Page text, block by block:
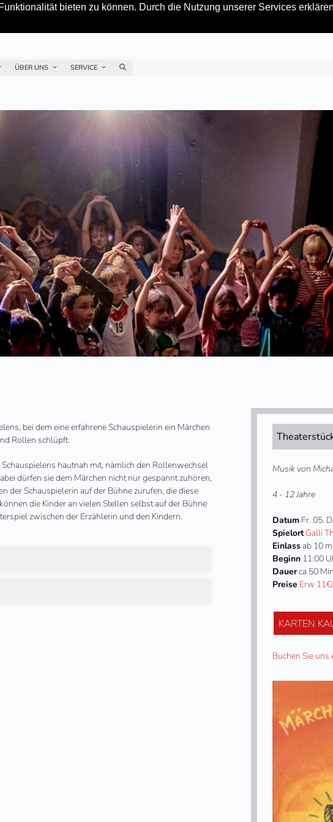
bieten zu können. Durch die Nutzung unserer Services
ÜBER UNS SERVICE
bei dem eine erfahrene Schauspielerin ein Märchen
Rollen schlüpft.
hautnah mit, nämlich den Rollenwechsel
dürfen sie dem Märchen nicht nur gespannt zuhören,
der Schauspielerin auf der Bühne zurufen, die diese
die Kinder an vielen Stellen selbst auf der Bühne
zwischen der Erzählerin und den Kindern.
Musik von
4 - 12 Jahre
Datum Fr. 05.
Spielort Galli
Einlass ab 10
Beginn 11:00
Dauerca 50 Min
Preise Erw
KARTEN
Buchen Sie uns